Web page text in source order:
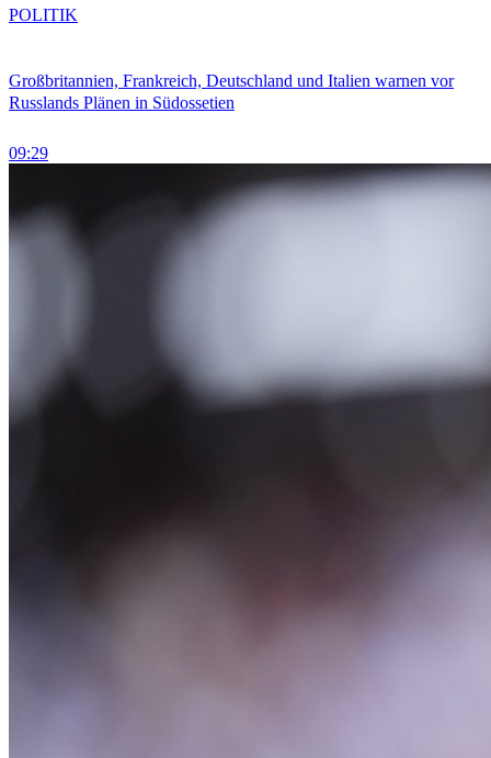
Großbritannien, Frankreich, Deutschland und Italien warnen vor
Russlands Plänen in Südossetien
09:29
POLITIK